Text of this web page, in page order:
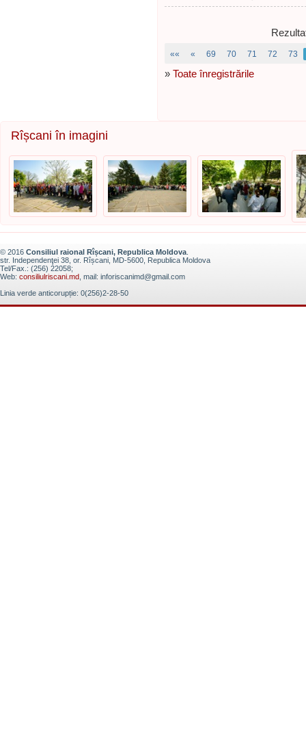
«« « 69 70 71 72 73
» Toate înregistrările
Rîșcani în imagini
© 2016 Consiliul raional Rîșcani, Republica Moldova
str. Independenţei 38, or. Rîșcani, MD-5600, Republica Moldova
Tel/Fax.: (256) 22058;
Web: consiliulriscani.md , mail: inforiscanimd@gmail.com
Linia verde anticorupție: 0(256)2-28-50